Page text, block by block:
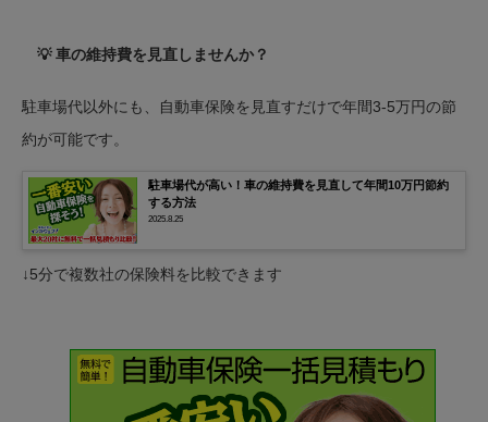
💡 車の維持費を見直しませんか？
駐車場代以外にも、自動車保険を見直すだけで年間3-5万円の節
約が可能です。
駐車場代が高い！車の維持費を見直して年間10万円節約
する方法
2025.8.25
↓5分で複数社の保険料を比較できます